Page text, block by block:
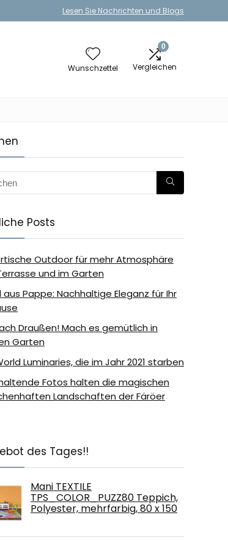
Lesen Sie Nachrichten und Blogs
Wunschzettel
0
Vergleichen
Posts
Outdoor für mehr Atmosphäre
und im Garten
aus Pappe: Nachhaltige Eleganz für Ihr
Draußen! Mach es gemütlich in
Garten
Luminaries, die im Jahr 2021 starben
Fotos halten die magischen
Landschaften der Färöer
des Tages!!
Mani TEXTILE
TPS_COLOR_PUZZ80 Teppich,
Polyester, mehrfarbig, 80 x 150